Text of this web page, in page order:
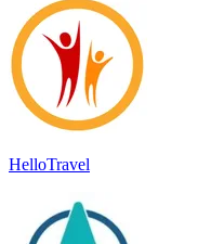
HelloTravel